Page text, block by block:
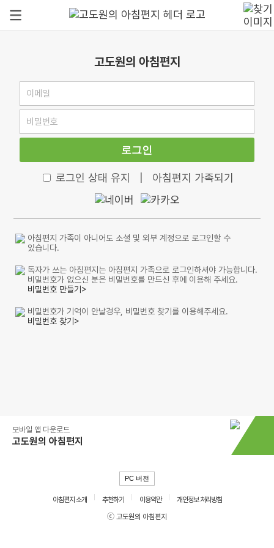
고도원의 아침편지
로그인
로그인 상태 유지 아침편지 가족되기
아침편지 가족이 아니어도 소셜 및 외부 계정으로 로그인할 수
있습니다.
독자가 쓰는 아침편지는 아침편지 가족으로 로그인하셔야 가능합니다.
비밀번호가 없으신 분은 비밀번호를 만드신 후에 이용해 주세요.
비밀번호 만들기>
비밀번호가 기억이 안날경우, 비밀번호 찾기를 이용해주세요.
비밀번호 찾기>
모바일 앱 다운로드
고도원의 아침편지
PC 버전
아침편지 소개 추천하기 이용약관
개인정보 처리방침
ⓒ 고도원의 아침편지